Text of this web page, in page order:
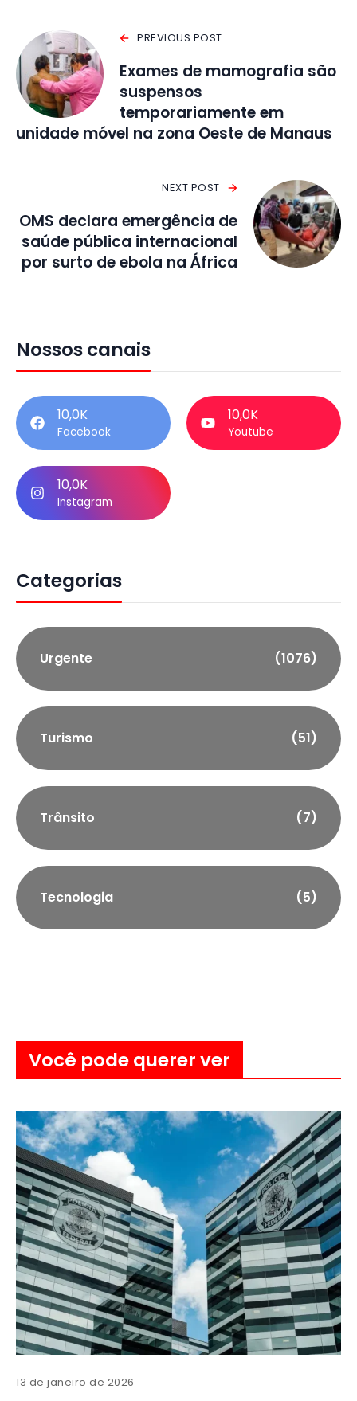
PREVIOUS POST
Exames de mamografia são
suspensos
temporariamente em
unidade móvel na zona Oeste de Manaus
NEXT POST
OMS declara emergência de
saúde pública internacional
por surto de ebola na África
Nossos canais
10,0K
Facebook
10,0K
Youtube
10,0K
Instagram
Categorias
Urgente (1076)
Turismo (51)
Trânsito (7)
Tecnologia (5)
Você pode querer ver
13 de janeiro de 2026